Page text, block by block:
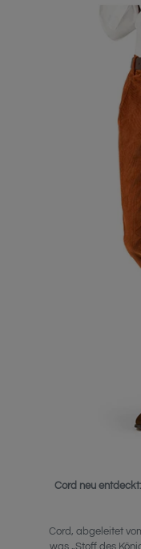
Cord neu
Cord, abgeleitet
was „Stoff des